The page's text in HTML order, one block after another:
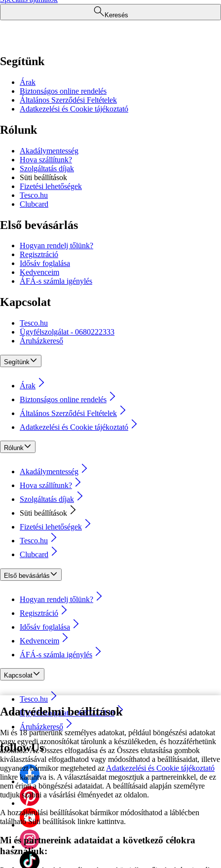
Adatvédelmi beállítások
Mi és 18 partnerünk személyes adatokat, például böngészési adatokat
vagy egyedi azonosítókat tárolunk a készülékeden, és hozzáférhetünk
azokhoz. Az Összes elfogadása és az Összes elutasítása gombok
kiválasztásával elfogadhatod vagy módosíthatod a beállításaidat, illetve
ugyanezt bármikor megteheted az Adatkezelési és Cookie tájékoztató
linkre kattintva is. A választásaidat megosztjuk a partnereinkkel, de ez
nem érinti a böngészési adataidat. A beállításaid alapján személyre
tudjuk szabni a vásárlási élményedet az oldalon.
A hozzájárulási beállításokat bármikor módosíthatod a láblécben
található Süti beállítások linkre kattintva.
Mi és partnereink adataidat a következő célokra
használjuk:
Keresés
Segítünk
Árak
Biztonságos online rendelés
Általános Szerződési Feltételek
Adatkezelési és Cookie tájékoztató
Rólunk
Akadálymentesség
Hova szállítunk?
Szolgáltatás díjak
Süti beállítások
Fizetési lehetőségek
Tesco.hu
Clubcard
Első bevásárlás
Hogyan rendelj tőlünk?
Regisztráció
Idősáv foglalása
Kedvenceim
ÁFÁ-s számla igénylés
Kapcsolat
Tesco.hu
Ügyfélszolgálat - 0680222333
Áruházkereső
Segítünk
Árak
Biztonságos online rendelés
Általános Szerződési Feltételek
Adatkezelési és Cookie tájékoztató
Rólunk
Akadálymentesség
Hova szállítunk?
Szolgáltatás díjak
Süti beállítások
Fizetési lehetőségek
Tesco.hu
Clubcard
Első bevásárlás
Hogyan rendelj tőlünk?
Regisztráció
Idősáv foglalása
Kedvenceim
ÁFÁ-s számla igénylés
Kapcsolat
Tesco.hu
Ügyfélszolgálat - 0680222333
Áruházkereső
followUs